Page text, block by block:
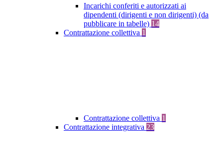
Incarichi conferiti e autorizzati ai
dipendenti (dirigenti e non dirigenti) (da
pubblicare in tabelle) 14
Contrattazione collettiva 1
Contrattazione collettiva 1
Contrattazione integrativa 23